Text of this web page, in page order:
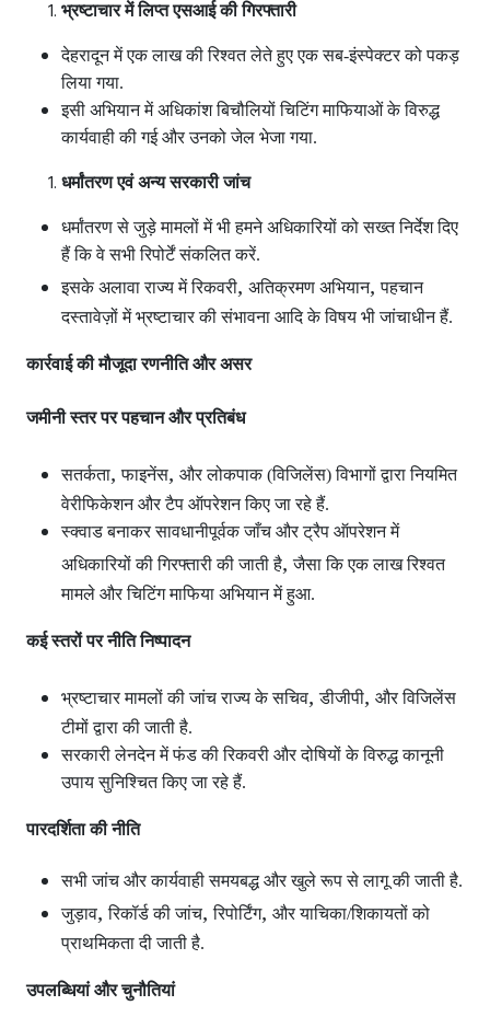
भ्रष्टाचार में लिप्त एसआई की गिरफ्तारी
देहरादून में एक लाख की रिश्वत लेते हुए एक सब-इंस्पेक्टर को पकड़
लिया गया.
इसी अभियान में अधिकांश बिचौलियों चिटिंग माफियाओं के विरुद्ध
कार्यवाही की गई और उनको जेल भेजा गया.
धर्मांतरण एवं अन्य सरकारी जांच
धर्मांतरण से जुड़े मामलों में भी हमने अधिकारियों को सख्त निर्देश दिए
हैं कि वे सभी रिपोर्टें संकलित करें.
इसके अलावा राज्य में रिकवरी, अतिक्रमण अभियान,पहचान
दस्तावेज़ों में भ्रष्टाचार की संभावना आदि के विषय भी जांचाधीन हैं.
कार्रवाई की मौजूदा रणनीति और असर
जमीनी स्तर पर पहचान और प्रतिबंध
सतर्कता,फाइनेंस, और लोकपाक (विजिलेंस) विभागों द्वारा नियमित
वेरीफिकेशन और टैप ऑपरेशन किए जा रहे हैं.
स्क्वाड बनाकर सावधानीपूर्वक जाँच और ट्रैप ऑपरेशन में
अधिकारियों की गिरफ्तारी की जाती है,जैसा कि एक लाख रिश्वत
मामले और चिटिंग माफिया अभियान में हुआ.
कई स्तरों पर नीति निष्पादन
भ्रष्टाचार मामलों की जांच राज्य के सचिव,डीजीपी, और विजिलेंस
टीमों द्वारा की जाती है.
सरकारी लेनदेन में फंड की रिकवरी और दोषियों के विरुद्ध कानूनी
उपाय सुनिश्चित किए जा रहे हैं.
पारदर्शिता की नीति
सभी जांच और कार्यवाही समयबद्ध और खुले रूप से लागू की जाती है.
जुड़ाव,रिकॉर्ड की जांच,रिपोर्टिंग, और याचिका/शिकायतों को
प्राथमिकता दी जाती है.
उपलब्धियां और चुनौतियां